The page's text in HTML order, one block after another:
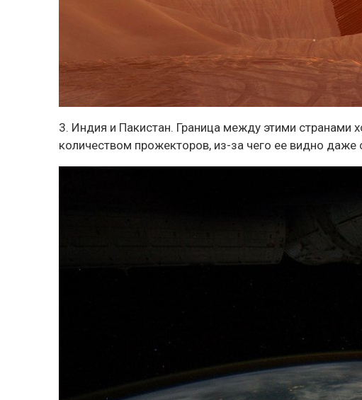
3. Индия и Пакистан. Граница между этими
количеством прожекторов, из-за чего ее видно даже